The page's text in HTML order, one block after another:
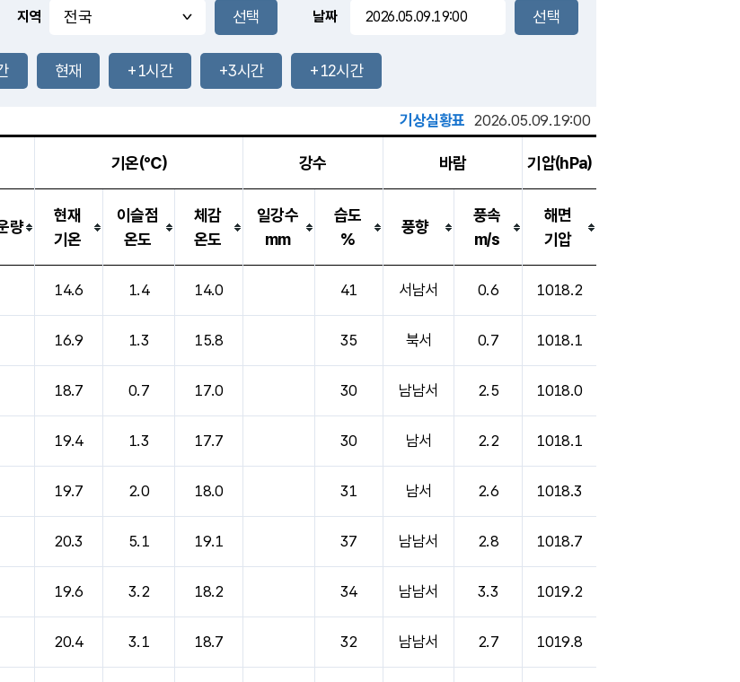
-mm
-mm
장호원
34.4
℃
35.6℃
2.4m/s
-mm
-mm
지역 날짜
현재 +1시간 +3시간 +12시간
기상실황표 2026.05.09.19:00
기온(℃) 강수 바람 기압(hPa)
량
현재
기온
이슬점
온도
체감
온도
일강수
mm
습도
%
풍향
풍속
m/s
해면
기압
14.6 1.4 14.0 41 서남서 0.6 1018.2
16.9 1.3 15.8 35 북서 0.7 1018.1
18.7 0.7 17.0 30 남남서 2.5 1018.0
19.4 1.3 17.7 30 남서 2.2 1018.1
19.7 2.0 18.0 31 남서 2.6 1018.3
20.3 5.1 19.1 37 남남서 2.8 1018.7
19.6 3.2 18.2 34 남남서 3.3 1019.2
20.4 3.1 18.7 32 남남서 2.7 1019.8